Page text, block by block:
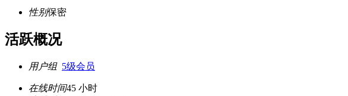
性别保密
活跃概况
用户组 5级会员
在线时间45 小时